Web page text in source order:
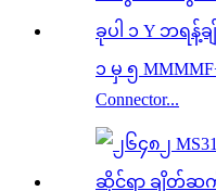
၁ မှ ၅
Connector...